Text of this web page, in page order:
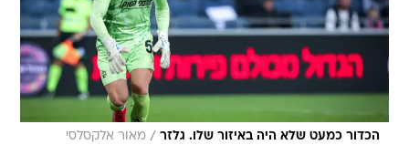
הכדור כמעט שלא היה באיזור שלו. גלזר / מאור אלקסלסי